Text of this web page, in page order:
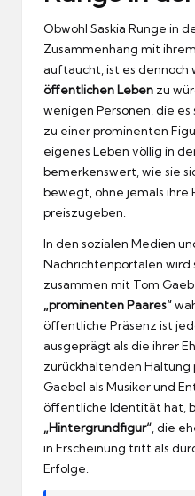
Obwohl Saskia Runge in
Zusammenhang mit
auftaucht, ist es dennoch
öffentlichen Leben zu
wenigen Personen, die
zu einer prominenten
eigenes Leben völlig in
bemerkenswert, wie sie
bewegt, ohne jemals ihre
preiszugeben.
In den sozialen Medien
Nachrichtenportalen wird
zusammen mit Tom
„prominenten Paares“
öffentliche Präsenz ist
ausgeprägt als die ihrer
zurückhaltenden Haltung
Gaebel als Musiker und
öffentliche Identität hat,
„Hintergrundfigur“ , die
in Erscheinung tritt als
Erfolge.